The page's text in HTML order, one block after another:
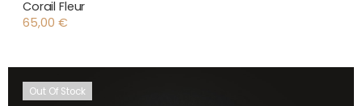
Corail Fleur
65,00 €
Out Of Stock